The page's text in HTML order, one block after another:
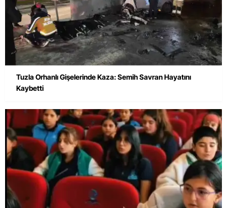
Tuzla Orhanlı Gişelerinde Kaza: Semih Savran Hayatını
Kaybetti